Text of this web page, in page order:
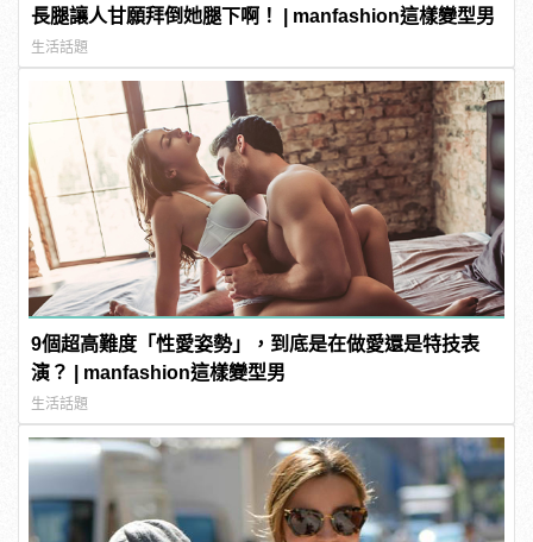
長腿讓人甘願拜倒她腿下啊！ | manfashion這樣變型男
生活話題
9個超高難度「性愛姿勢」，到底是在做愛還是特技表
演？ | manfashion這樣變型男
生活話題